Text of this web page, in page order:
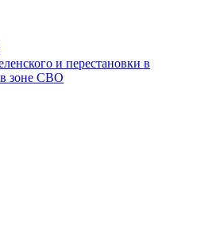
и перестановки в
в зоне СВО